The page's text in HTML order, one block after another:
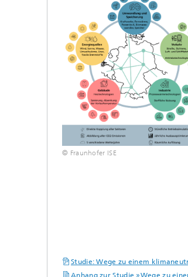
© Fraunhofer ISE
Studie: Wege zu einem
Anhang zur Studie »Wege zu